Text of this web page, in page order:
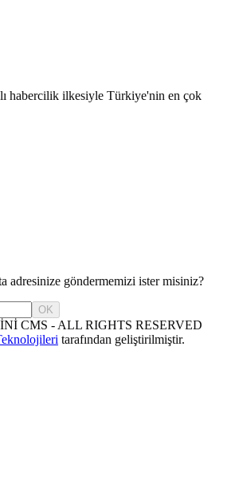
habercilik ilkesiyle Türkiye'nin en çok
adresinize göndermemizi ister misiniz?
OK
CMS - ALL RIGHTS RESERVED
tarafından geliştirilmiştir.